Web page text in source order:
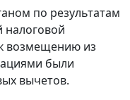
по результатам
налоговой
возмещению из
были
вычетов.